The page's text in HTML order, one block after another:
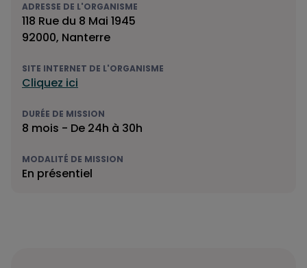
ADRESSE DE L'ORGANISME
118 Rue du 8 Mai 1945
92000, Nanterre
SITE INTERNET DE L'ORGANISME
Cliquez ici
DURÉE DE MISSION
8 mois - De 24h à 30h
MODALITÉ DE MISSION
En présentiel